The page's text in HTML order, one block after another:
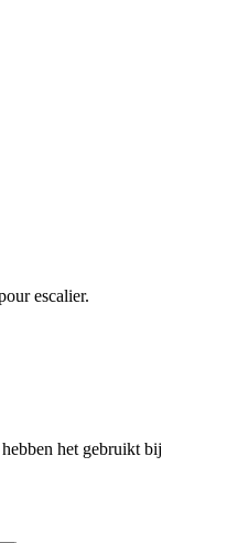
escalier.
het gebruikt bij